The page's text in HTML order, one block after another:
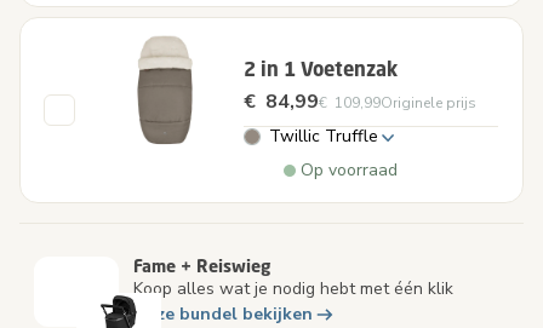
2 in 1 Voetenzak
€ 84,99€ 109,99Originele prijs
Twillic Truffle
Op voorraad
Fame + Reiswieg
Koop alles wat je nodig hebt met één klik
Deze bundel bekijken